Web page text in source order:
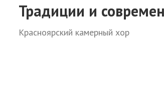
Традиции и
Красноярский камерный хор